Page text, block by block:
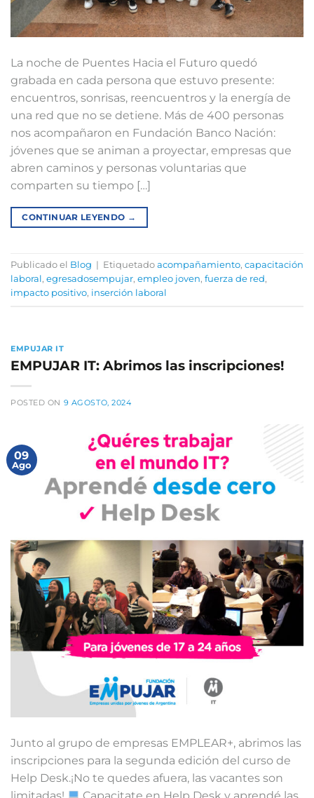
La noche de Puentes Hacia el Futuro quedó
grabada en cada persona que estuvo presente:
encuentros, sonrisas, reencuentros y la energía de
una red que no se detiene. Más de 400 personas
nos acompañaron en Fundación Banco Nación:
jóvenes que se animan a proyectar, empresas que
abren caminos y personas voluntarias que
comparten su tiempo […]
CONTINUAR LEYENDO →
Publicado el Blog Etiquetado acompañamiento, capacitación
laboral , egresadosempujar, empleo joven, fuerza de red,
impacto positivo, inserción laboral
EMPUJAR IT
EMPUJAR IT: Abrimos las inscripciones!
POSTED ON 9 AGOSTO, 2024
09
Ago
Junto al grupo de empresas EMPLEAR+, abrimos las
inscripciones para la segunda edición del curso de
Help Desk.¡No te quedes afuera, las vacantes son
limitadas!
Capacitate en Help Desk y aprendé las